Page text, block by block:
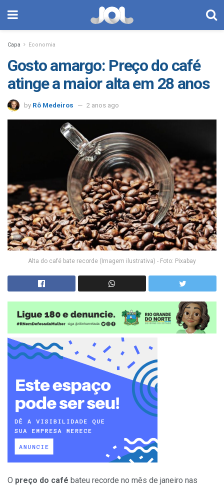
Capa Economia
Gosto amargo: Preço do café
atinge a maior alta em 28 anos
by Rô Medeiros 2 anos ago
Alta do café bate recorde (Imagem ilustrativa) - Foto: Pixabay
O preço do café bateu recorde no mês de janeiro nas